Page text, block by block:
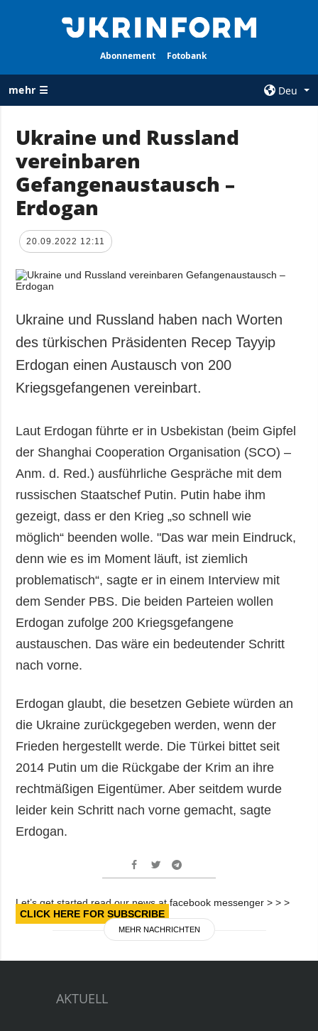
Abonnement Fotobank
mehr ☰
Deu
ALLE
RUBRIKEN
Krieg
Wiederaufbau
der Ukraine
Politik
Wirtschaft
Gesellschaft und
Kultur
Sport
Kriminalität
Notfälle
Über uns
und zum Schutz
ZUSÄTZLICH
Veröffentlichungen
Interview
Fotos
Video
LEISTUNGEN
Abonnement
Fotobank
Ukraine und Russland
vereinbaren
Gefangenaustausch –
Erdogan
20.09.2022 12:11
Ukraine und Russland haben nach Worten
des türkischen Präsidenten Recep Tayyip
Erdogan einen Austausch von 200
Kriegsgefangenen vereinbart.
Laut Erdogan führte er in Usbekistan (beim Gipfel
der Shanghai Cooperation Organisation (SCO) –
Anm. d. Red.) ausführliche Gespräche mit dem
russischen Staatschef Putin. Putin habe ihm
gezeigt, dass er den Krieg „so schnell wie
möglich“ beenden wolle. "Das war mein Eindruck,
denn wie es im Moment läuft, ist ziemlich
problematisch“, sagte er in einem Interview mit
dem Sender PBS. Die beiden Parteien wollen
Erdogan zufolge 200 Kriegsgefangene
austauschen. Das wäre ein bedeutender Schritt
nach vorne.
Erdogan glaubt, die besetzen Gebiete würden an
die Ukraine zurückgegeben werden, wenn der
Frieden hergestellt werde. Die Türkei bittet seit
2014 Putin um die Rückgabe der Krim an ihre
rechtmäßigen Eigentümer. Aber seitdem wurde
leider kein Schritt nach vorne gemacht, sagte
Erdogan.
Let’s get started read our news at facebook messenger > > >
CLICK HERE FOR SUBSCRIBE
MEHR NACHRICHTEN
AKTUELL